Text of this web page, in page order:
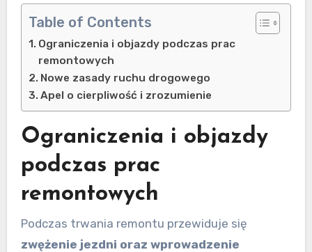
Table of Contents
Ograniczenia i objazdy podczas prac
remontowych
Nowe zasady ruchu drogowego
Apel o cierpliwość i zrozumienie
Ograniczenia i objazdy
podczas prac
remontowych
Podczas trwania remontu przewiduje się
zwężenie jezdni oraz wprowadzenie